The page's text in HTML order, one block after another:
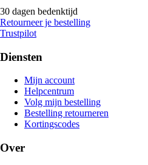
30 dagen bedenktijd
Retourneer je bestelling
Trustpilot
Diensten
Mijn account
Helpcentrum
Volg mijn bestelling
Bestelling retourneren
Kortingscodes
Over